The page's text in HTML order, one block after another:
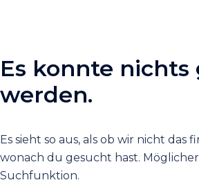
Es konnte
werden.
Es sieht so aus, als ob wir nicht das
wonach du gesucht hast.
Suchfunktion.